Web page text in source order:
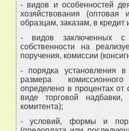
- видов и особенностей
хозяйствования (оптовая
образцам, заказам, в кредит
- видов заключенных с
собственности на
поручения, комиссии
- порядка установления в
размера
определено в процентах от
виде торговой
комитента);
- условий, формы и